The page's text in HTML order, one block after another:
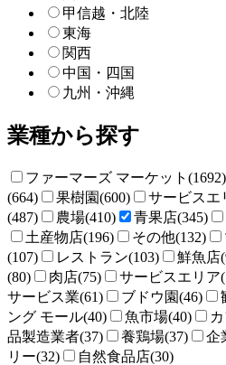
甲信越・北陸
東海
関西
中国・四国
九州・沖縄
業種から探す
ファーマーズ マーケット(1692)
(664)
果樹園(600)
サービスエ
(487)
農場(410) 青果店(345)
土産物店(196)
その他(132)
(107)
レストラン(103) 鮮魚店
(80)
肉店(75) サービスエリア
サービス業(61)
ブドウ園(46)
ング モール(40)
魚市場(40)
品製造業者(37)
養鶏場(37) 企
リー(32)
自然食品店(30)